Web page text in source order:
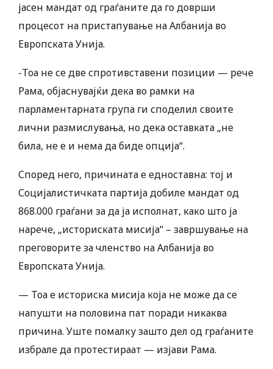
јасен мандат од граѓаните да го доврши
процесот на пристапување на Албанија во
Европската Унија.
-Тоа не се две спротивставени позиции — рече
Рама, објаснувајќи дека во рамки на
парламентарната група ги споделил своите
лични размислувања, но дека оставката „не
била, не е и нема да биде опција“.
Според него, причината е едноставна: тој и
Социјалистичката партија добиле мандат од
868.000 граѓани за да ја исполнат, како што ја
нарече, „историската мисија“ – завршување на
преговорите за членство на Албанија во
Европската Унија.
— Тоа е историска мисија која не може да се
напушти на половина пат поради никаква
причина. Уште помалку зашто дел од граѓаните
избрале да протестираат — изјави Рама.